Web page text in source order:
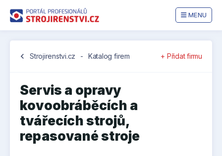
MENU
chevron_left Strojirenstvi.cz - Katalog firem + Přidat firmu
Servis a opravy
kovoobráběcích a
tvářecích strojů,
repasované stroje